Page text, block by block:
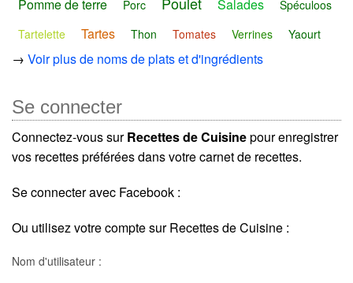
Pomme de terre
Porc Salades
Spéculoos
Tartelette
Tartes Thon Tomates Verrines Yaourt
→ Voir plus de noms de plats et d'ingrédients
Se connecter
Connectez-vous surRecettes de Cuisinepour enregistrer
vos recettes préférées dans votre carnet de recettes.
Se connecter avec Facebook :
Ou utilisez votre compte sur Recettes de Cuisine :
Nom d'utilisateur :